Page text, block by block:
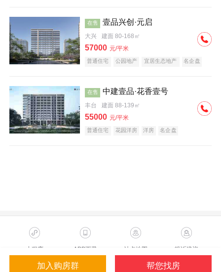
在售 壹品兴创·元启
大兴 建面 80-168㎡
57000 元/平米
普通住宅 公园地产 宜居生态地产 名企盘
在售 中建壹品·花香壹号
丰台 建面 88-139㎡
55000 元/平米
普通住宅 花园洋房 洋房 名企盘
加入购房群 帮您找房
小程序 APP下载 站点地图 投诉建议